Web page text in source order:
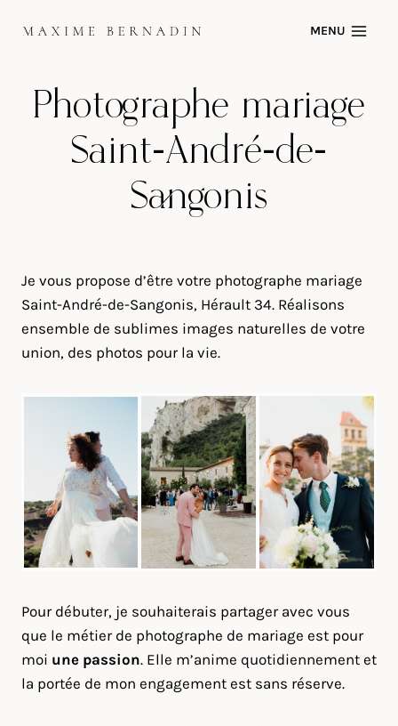
MENU
Photographe mariage
Saint-André-de-
Sangonis
Je vous propose d’être votre photographe mariage
Saint-André-de-Sangonis, Hérault 34. Réalisons
ensemble de sublimes images naturelles de votre
union, des photos pour la vie.
Pour débuter, je souhaiterais partager avec vous
que le métier de photographe de mariage est pour
moi une passion. Elle m’anime quotidiennement et
la portée de mon engagement est sans réserve.